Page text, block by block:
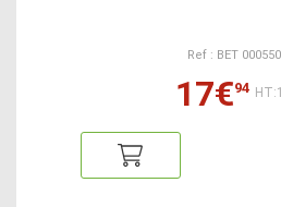
Ref : BET
17€94